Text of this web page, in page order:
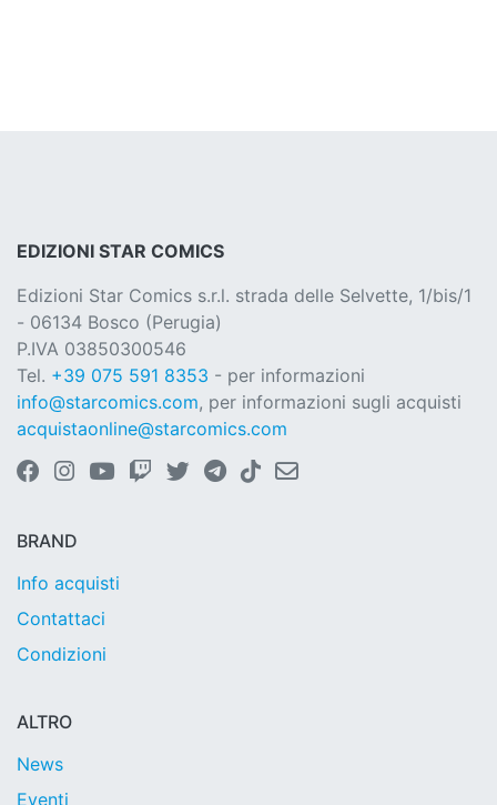
EDIZIONI STAR COMICS
Edizioni Star Comics s.r.l. strada delle Selvette, 1/bis/1
- 06134 Bosco (Perugia)
P.IVA 03850300546
Tel. +39 075 591 8353 - per informazioni
info@starcomics.com, per informazioni sugli acquisti
acquistaonline@starcomics.com
BRAND
Info acquisti
Contattaci
Condizioni
ALTRO
News
Eventi